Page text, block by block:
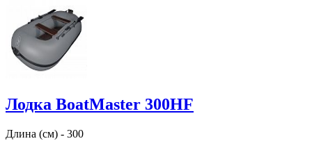
Лодка BoatMaster 300HF
Длина (см) - 300